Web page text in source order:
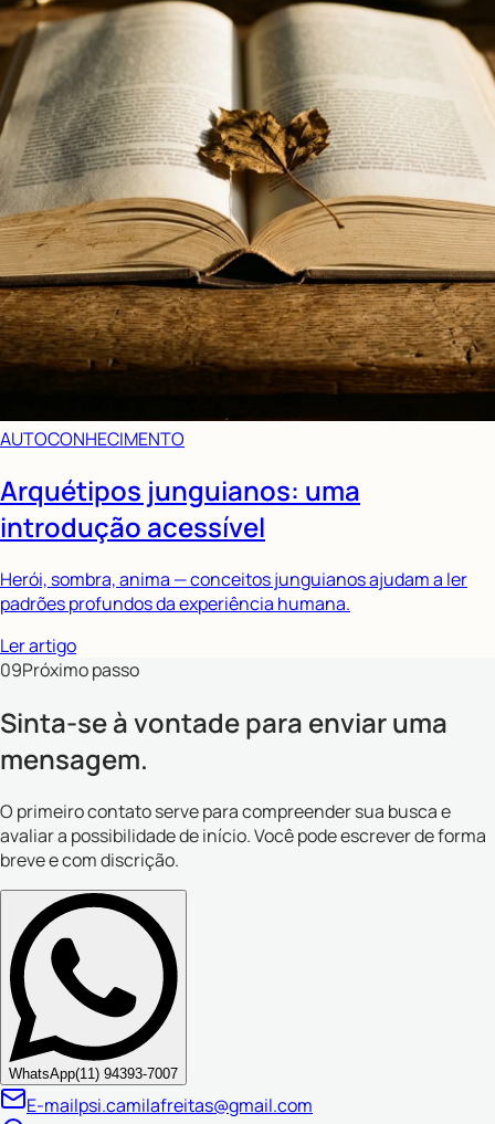
AUTOCONHECIMENTO
Arquétipos junguianos: uma
introdução acessível
Herói, sombra, anima — conceitos junguianos ajudam a ler
padrões profundos da experiência humana.
Ler artigo
09Próximo passo
Sinta-se à vontade para enviar uma
mensagem.
O primeiro contato serve para compreender sua busca e
avaliar a possibilidade de início. Você pode escrever de forma
breve e com discrição.
WhatsApp(11) 94393-7007
E-mailpsi.camilafreitas@gmail.com